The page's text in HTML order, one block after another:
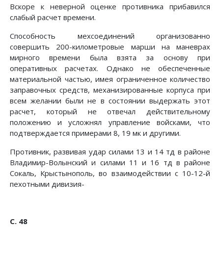
Вскоре к неверной оценке противника прибавился
слабый расчет времени.
Способность мехсоединений организованно
совершить 200-километровые марши на маневрах
мирного времени была взята за основу при
оперативных расчетах. Однако не обеспе­ченные
материальной частью, имея ограниченное количество
заправочных средств, механизированные корпуса при
всем желании были не в состоянии выдержать этот
расчет, который не отвечал действительному
положению и усложнял управле­ние войсками, что
подтверждается примерами 8, 19 мк и дру­гими.
Противник, развивая удар силами 13 и 14 тд в районе
Владимир-Волынский и силами 11 и 16 тд в районе
Сокаль, Крыстынополь, во взаимодействии с 10-12-й
пехотными дивизия-
С. 48